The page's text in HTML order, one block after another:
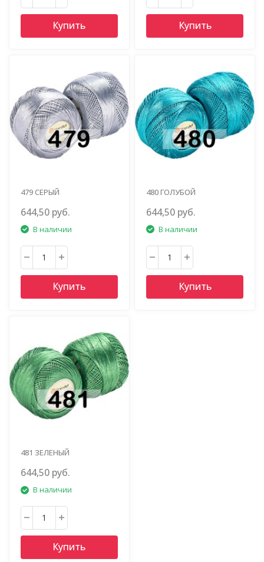
Купить Купить
479 СЕРЫЙ
644,50 руб.
В наличии
Купить
480 ГОЛУБОЙ
644,50 руб.
В наличии
Купить
481 ЗЕЛЕНЫЙ
644,50 руб.
В наличии
Купить